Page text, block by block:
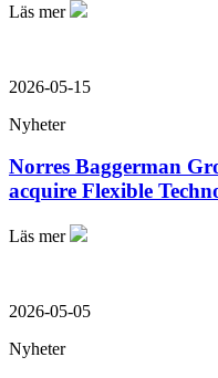
Läs mer
2026-05-15
Nyheter
Norres Baggerman
acquire Flexible
Läs mer
2026-05-05
Nyheter